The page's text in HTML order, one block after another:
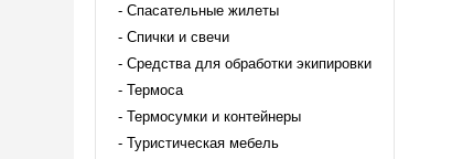
Спасательные жилеты
Спички и свечи
Средства для обработки экипировки
Термоса
Термосумки и контейнеры
Туристическая мебель